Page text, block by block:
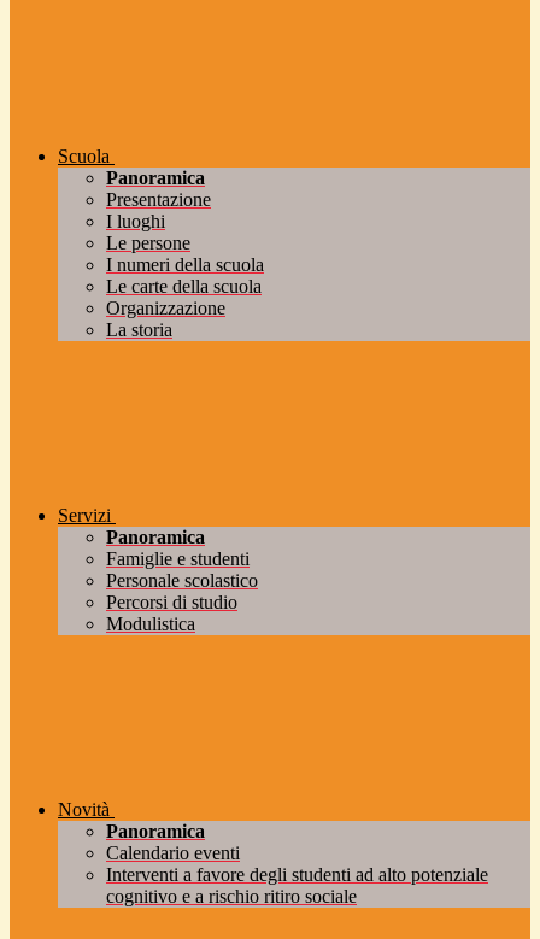
Scuola
Panoramica
Presentazione
I luoghi
Le persone
I numeri della scuola
Le carte della scuola
Organizzazione
La storia
Servizi
Panoramica
Famiglie e studenti
Personale scolastico
Percorsi di studio
Modulistica
Novità
Panoramica
Calendario eventi
Interventi a favore degli studenti ad alto potenziale
cognitivo e a rischio ritiro sociale